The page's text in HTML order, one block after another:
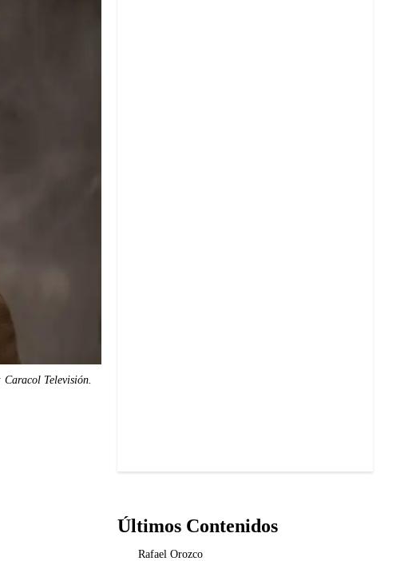
Caracol Televisión.
Últimos Contenidos
Rafael Orozco